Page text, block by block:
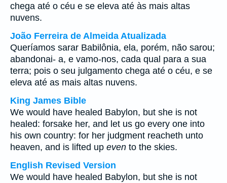
chega até o céu e se eleva até às mais altas
nuvens.
João Ferreira de Almeida Atualizada
Queríamos sarar Babilônia, ela, porém, não sarou;
abandonai- a, e vamo-nos, cada qual para a sua
terra; pois o seu julgamento chega até o céu, e se
eleva até as mais altas nuvens.
King James Bible
We would have healed Babylon, but she is not
healed: forsake her, and let us go every one into
his own country: for her judgment reacheth unto
heaven, and is lifted up even to the skies.
English Revised Version
We would have healed Babylon, but she is not